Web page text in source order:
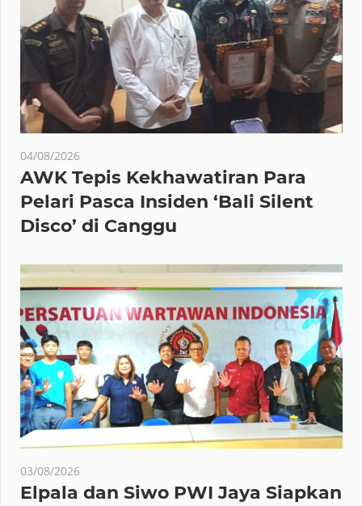
04/08/2026
AWK Tepis Kekhawatiran Para
Pelari Pasca Insiden ‘Bali Silent
Disco’ di Canggu
03/08/2026
Elpala dan Siwo PWI Jaya Siapkan